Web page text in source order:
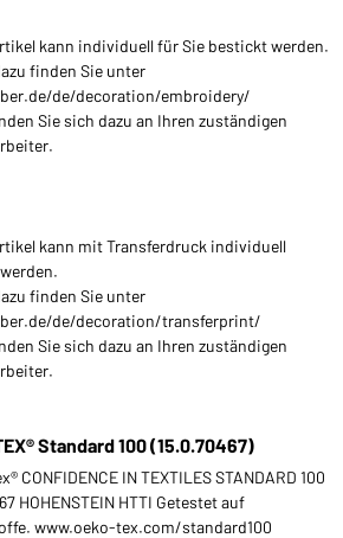
kann individuell für Sie bestickt werden.
finden Sie unter
de/decoration/embroidery/
Sie sich dazu an Ihren zuständigen
kann mit Transferdruck individuell
finden Sie unter
de/decoration/transferprint/
Sie sich dazu an Ihren zuständigen
Standard 100 (15.0.70467)
CONFIDENCE IN TEXTILES STANDARD 100
HOHENSTEIN HTTI Getestet auf
www.oeko-tex.com/standard100